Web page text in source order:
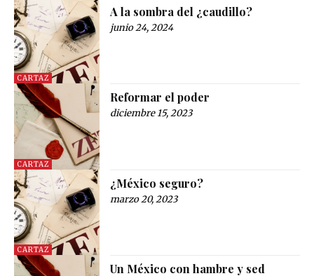
CARTAZ
A la sombra del ¿caudillo?
junio 24, 2024
CARTAZ
Reformar el poder
diciembre 15, 2023
CARTAZ
¿México seguro?
marzo 20, 2023
Un México con hambre y sed